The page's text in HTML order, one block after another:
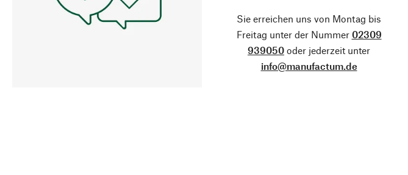
Sie erreichen uns von Montag bis
Freitag unter der Nummer 02309
939050 oder jederzeit unter
info@manufactum.de